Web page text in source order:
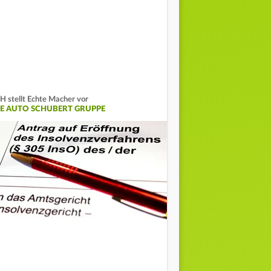
stellt Echte Macher vor
AUTO SCHUBERT GRUPPE